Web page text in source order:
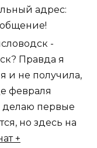
адрес:
-
Правда я
и не получила,
февраля
делаю первые
но здесь на
+